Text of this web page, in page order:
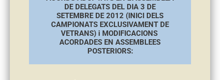
DE DELEGATS DEL DIA 3 DE
SETEMBRE DE 2012 (INICI DELS
CAMPIONATS EXCLUSIVAMENT DE
VETRANS) i MODIFICACIONS
ACORDADES EN ASSEMBLEES
POSTERIORS: